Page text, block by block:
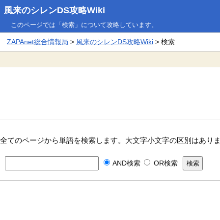
風来のシレンDS攻略Wiki
このページでは「検索」について攻略しています。
ZAPAnet総合情報局 > 風来のシレンDS攻略Wiki > 検索
全てのページから単語を検索します。大文字小文字の区別はあり
AND検索 OR検索